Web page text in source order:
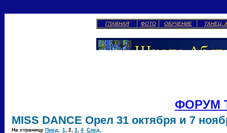
ГЛАВНАЯ ФОТО ОБУЧЕНИЕ ТАНЕЦ
ФОРУМ
MISS DANCE Орел 31 октября и 7
На страницу Пред. 1 2 3 4 След.